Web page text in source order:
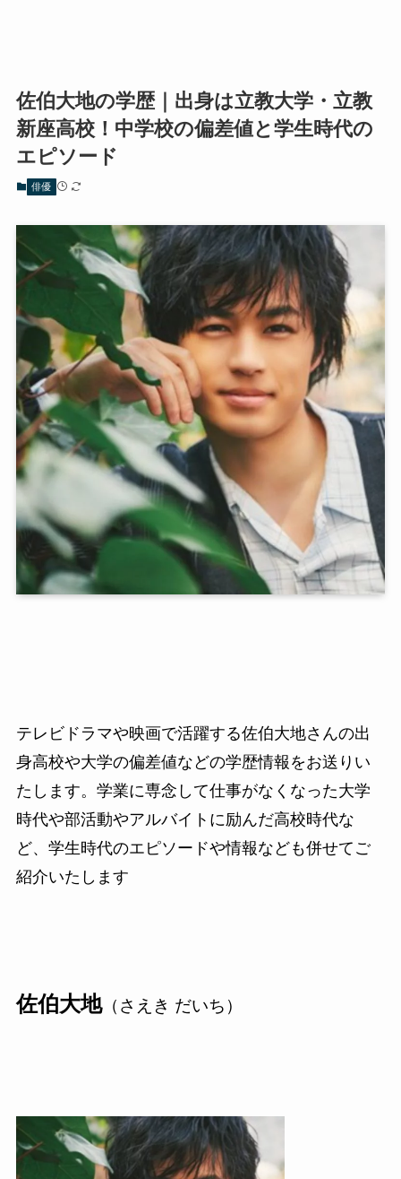
佐伯大地の学歴｜出身は立教大学・立教
新座高校！中学校の偏差値と学生時代の
エピソード
俳優
テレビドラマや映画で活躍する佐伯大地さんの出
身高校や大学の偏差値などの学歴情報をお送りい
たします。学業に専念して仕事がなくなった大学
時代や部活動やアルバイトに励んだ高校時代な
ど、学生時代のエピソードや情報なども併せてご
紹介いたします
佐伯大地（さえき だいち）